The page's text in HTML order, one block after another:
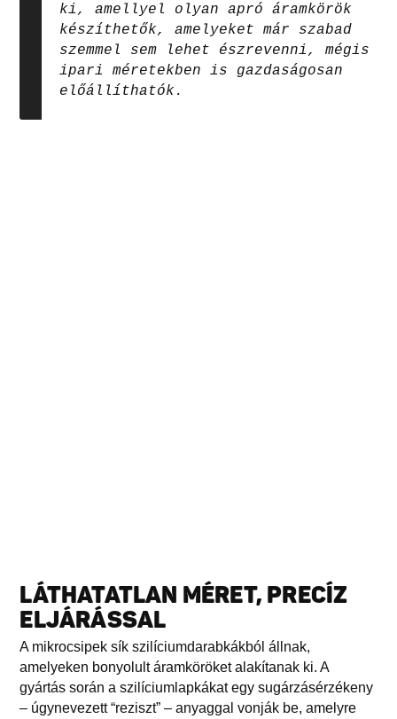
ki, amellyel olyan apró áramkörök
készíthetők, amelyeket már szabad
szemmel sem lehet észrevenni, mégis
ipari méretekben is gazdaságosan
előállíthatók.
LÁTHATATLAN MÉRET, PRECÍZ
ELJÁRÁSSAL
A mikrocsipek sík szilíciumdarabkákból állnak,
amelyeken bonyolult áramköröket alakítanak ki. A
gyártás során a szilíciumlapkákat egy sugárzásérzékeny
– úgynevezett “reziszt” – anyaggal vonják be, amelyre